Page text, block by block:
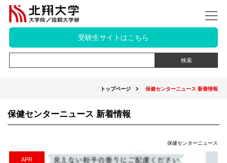
受験生サイトはこちら
トップページ 保健センターニュース 新着情報
保健センターニュース 新着情報
保健センターニュース
APR